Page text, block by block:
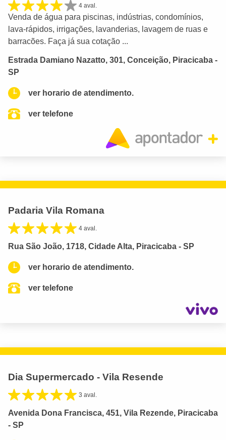
4 aval.
Venda de água para piscinas, indústrias, condomínios,
lava-rápidos, irrigações, lavanderias, lavagem de ruas e
barracões. Faça já sua cotação ...
Estrada Damiano Nazatto, 301, Conceição, Piracicaba -
SP
ver horario de atendimento.
ver telefone
Padaria Vila Romana
4 aval.
Rua São João, 1718, Cidade Alta, Piracicaba - SP
ver horario de atendimento.
ver telefone
Dia Supermercado - Vila Resende
3 aval.
Avenida Dona Francisca, 451, Vila Rezende, Piracicaba
- SP